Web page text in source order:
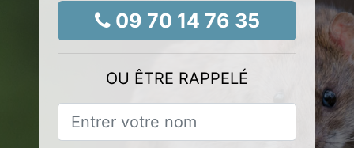
09 70 14 76 35
OU ÊTRE RAPPELÉ